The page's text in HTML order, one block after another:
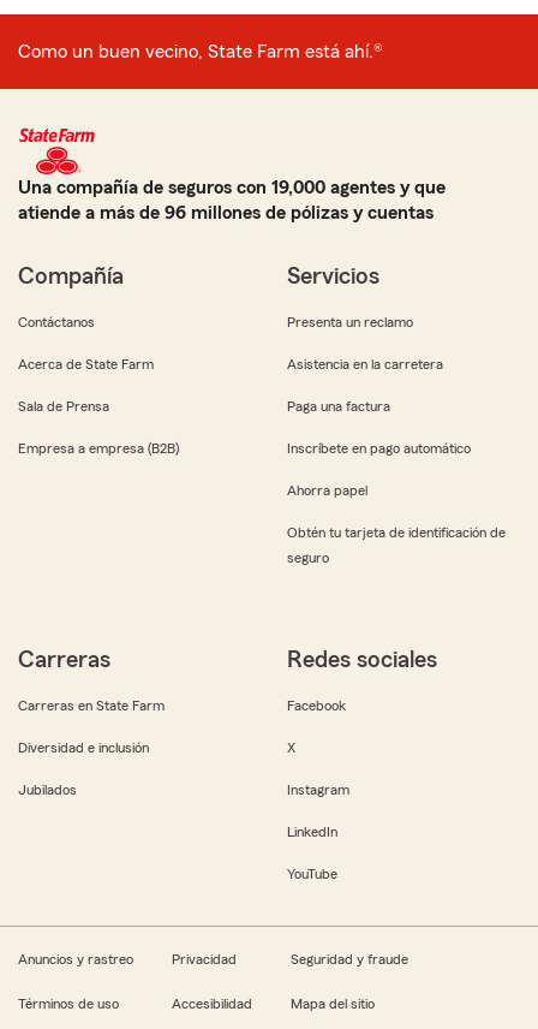
Como un buen vecino, State Farm está ahí.®
Una compañía de seguros con 19,000 agentes y que
atiende a más de 96 millones de pólizas y cuentas
Compañía
Contáctanos
Acerca de State Farm
Sala de Prensa
Empresa a empresa (B2B)
Servicios
Presenta un reclamo
Asistencia en la carretera
Paga una factura
Inscríbete en pago automático
Ahorra papel
Obtén tu tarjeta de identificación de
seguro
Carreras
Carreras en State Farm
Diversidad e inclusión
Jubilados
Redes sociales
Facebook
X
Instagram
LinkedIn
YouTube
Anuncios y rastreo Privacidad Seguridad y fraude
Términos de uso Accesibilidad Mapa del sitio